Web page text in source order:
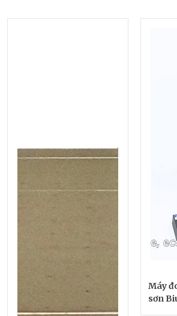
Máy
sơn